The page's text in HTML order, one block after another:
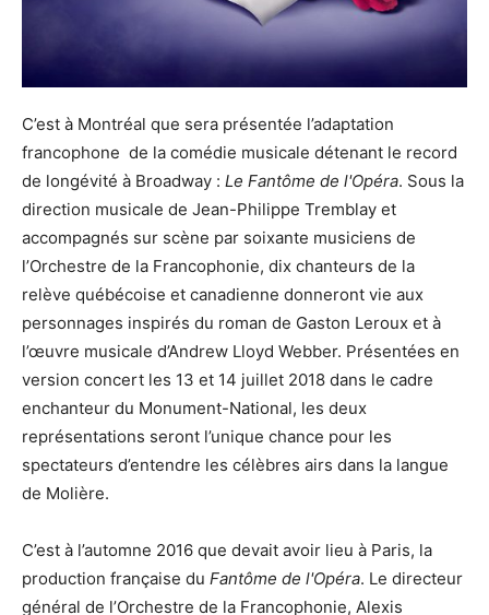
C’est à Montréal que sera présentée l’adaptation
francophone de la comédie musicale détenant le record
de longévité à Broadway : Le Fantôme de l'Opéra. Sous la
direction musicale de Jean-Philippe Tremblay et
accompagnés sur scène par soixante musiciens de
l’Orchestre de la Francophonie, dix chanteurs de la
relève québécoise et canadienne donneront vie aux
personnages inspirés du roman de Gaston Leroux et à
l’œuvre musicale d’Andrew Lloyd Webber. Présentées en
version concert les 13 et 14 juillet 2018 dans le cadre
enchanteur du Monument-National, les deux
représentations seront l’unique chance pour les
spectateurs d’entendre les célèbres airs dans la langue
de Molière.
C’est à l’automne 2016 que devait avoir lieu à Paris, la
production française du Fantôme de l'Opéra. Le directeur
général de l’Orchestre de la Francophonie, Alexis